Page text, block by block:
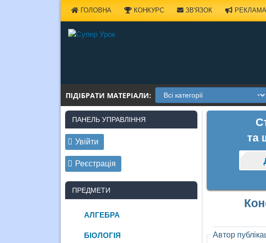
ГОЛОВНА КОНКУРС ЗВ'ЯЗОК РЕКЛАМА
ПІДІБРАТИ МАТЕРІАЛИ:
та
Автор
ПАНЕЛЬ УПРАВЛІННЯ
Увійти
Реєстрація
ПРЕДМЕТИ
АЛГЕБРА
БІОЛОГІЯ